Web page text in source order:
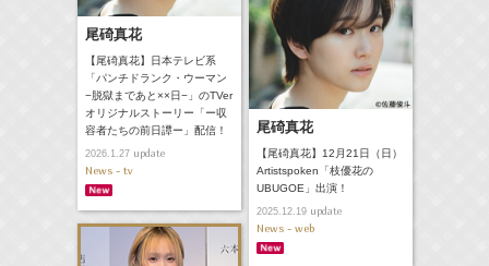
尾碕真花
【尾碕真花】日本テレビ系
「パンチドランク・ウーマン
−脱獄まであと××日−」のTVer
オリジナルストーリー「ー収
容者たちの前日譚ー」配信！
2026.1.27update
News - tv
尾碕真花
【尾碕真花】12月21日（日）
Artistspoken「枝優花の
UBUGOE」出演！
2025.12.19update
News - web